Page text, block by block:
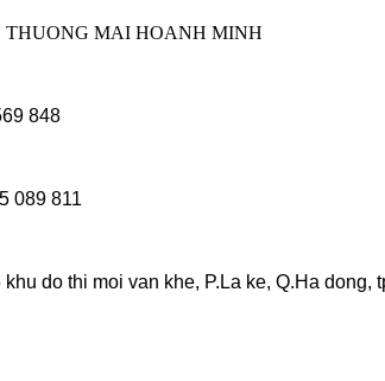
THUONG MAI HOANH MINH
848
089 811
khu do thi moi van khe, P.La ke, Q.Ha dong,